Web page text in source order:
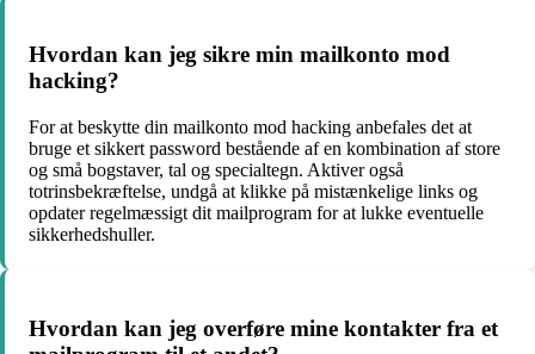
Hvordan kan jeg sikre min mailkonto mod
hacking?
For at beskytte din mailkonto mod hacking anbefales det at
bruge et sikkert password bestående af en kombination af store
og små bogstaver, tal og specialtegn. Aktiver også
totrinsbekræftelse, undgå at klikke på mistænkelige links og
opdater regelmæssigt dit mailprogram for at lukke eventuelle
sikkerhedshuller.
Hvordan kan jeg overføre mine kontakter fra et